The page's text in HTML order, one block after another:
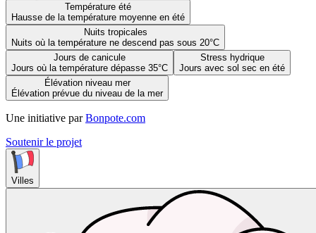
Température été
Hausse de la température moyenne en été
Nuits tropicales
Nuits où la température ne descend pas sous 20°C
Jours de canicule
Jours où la température dépasse 35°C
Stress hydrique
Jours avec sol sec en été
Élévation niveau mer
Élévation prévue du niveau de la mer
Une initiative par Bonpote.com
Soutenir le projet
Villes